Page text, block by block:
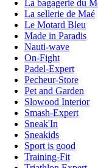
La bagagerie du
La sellerie de Maé
Le Motard Bleu
Made in Paradis
Nauti-wave
On-Fight
Padel-Expert
Pecheur-Store
Pet and Garden
Slowood Interior
Smash-Expert
Sneak'In
Sneakids
Sport is good
Training-Fit